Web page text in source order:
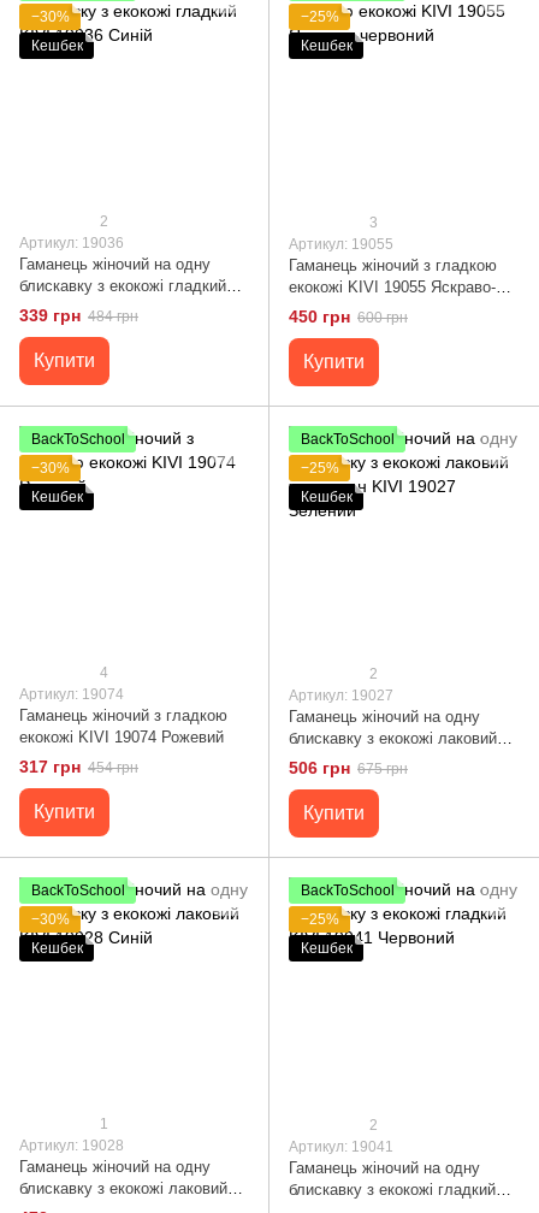
−30%
Кешбек
2
Артикул: 19036
Гаманець жіночий на одну
блискавку з екокожі гладкий
KIVI 19036 Синій
339 грн 484 грн
Купити
−25%
Кешбек
3
Артикул: 19055
Гаманець жіночий з гладкою
екокожі KIVI 19055 Яскраво-
червоний
450 грн 600 грн
Купити
BackToSchool
−30%
Кешбек
4
Артикул: 19074
Гаманець жіночий з гладкою
екокожі KIVI 19074 Рожевий
317 грн 454 грн
Купити
BackToSchool
−25%
Кешбек
2
Артикул: 19027
Гаманець жіночий на одну
блискавку з екокожі лаковий
хамелеон KIVI 19027 Зелений
506 грн 675 грн
Купити
BackToSchool
−30%
Кешбек
1
Артикул: 19028
Гаманець жіночий на одну
блискавку з екокожі лаковий
BackToSchool
−25%
Кешбек
2
Артикул: 19041
Гаманець жіночий на одну
блискавку з екокожі гладкий